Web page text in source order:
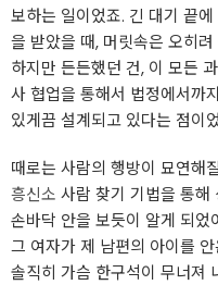
보하는 일이었죠. 긴 대기 끝
을 받았을 때, 머릿속은 오히
하지만 든든했던 건, 이 모든
사 협업을 통해서 법정에서까
있게끔 설계되고 있다는 점이
때로는 사람의 행방이 묘연해
흥신소 사람 찾기 기법을 통해
손바닥 안을 보듯이 알게 되었
그 여자가 제 남편의 아이를
솔직히 가슴 한구석이 무너져